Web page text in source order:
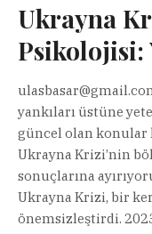
Ukrayna
Psikolojisi:
yankıları üstüne
güncel olan konular
Ukrayna Krizi’nin
sonuçlarına
Ukrayna Krizi, bir
önemsizleştirdi.